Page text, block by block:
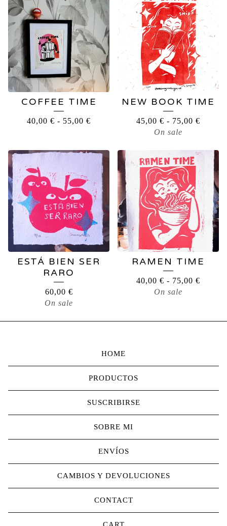
COFFEE TIME
40,00 € - 55,00 €
NEW BOOK TIME
45,00 € - 75,00 €
On sale
ESTÁ BIEN SER
RARO
60,00 €
On sale
RAMEN TIME
40,00 € - 75,00 €
On sale
HOME
PRODUCTOS
SUSCRIBIRSE
SOBRE MI
ENVÍOS
CAMBIOS Y DEVOLUCIONES
CONTACT